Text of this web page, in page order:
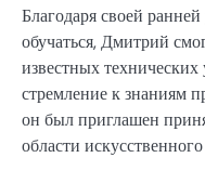
Благодаря своей
обучаться, Дмитрий
известных технических
стремление к знаниям
он был приглашен
области